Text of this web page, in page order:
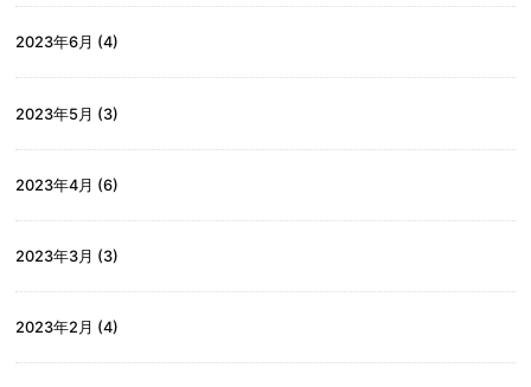
2023年6月 (4)
2023年5月 (3)
2023年4月 (6)
2023年3月 (3)
2023年2月 (4)